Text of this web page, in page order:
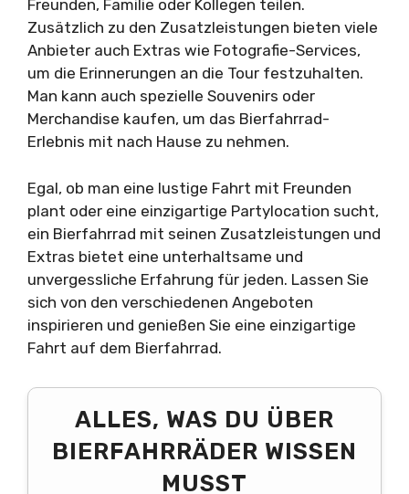
Freunden, Familie oder Kollegen teilen.
Zusätzlich zu den Zusatzleistungen bieten viele
Anbieter auch Extras wie Fotografie-Services,
um die Erinnerungen an die Tour festzuhalten.
Man kann auch spezielle Souvenirs oder
Merchandise kaufen, um das Bierfahrrad-
Erlebnis mit nach Hause zu nehmen.
Egal, ob man eine lustige Fahrt mit Freunden
plant oder eine einzigartige Partylocation sucht,
ein Bierfahrrad mit seinen Zusatzleistungen und
Extras bietet eine unterhaltsame und
unvergessliche Erfahrung für jeden. Lassen Sie
sich von den verschiedenen Angeboten
inspirieren und genießen Sie eine einzigartige
Fahrt auf dem Bierfahrrad.
ALLES, WAS DU ÜBER
BIERFAHRRÄDER WISSEN
MUSST